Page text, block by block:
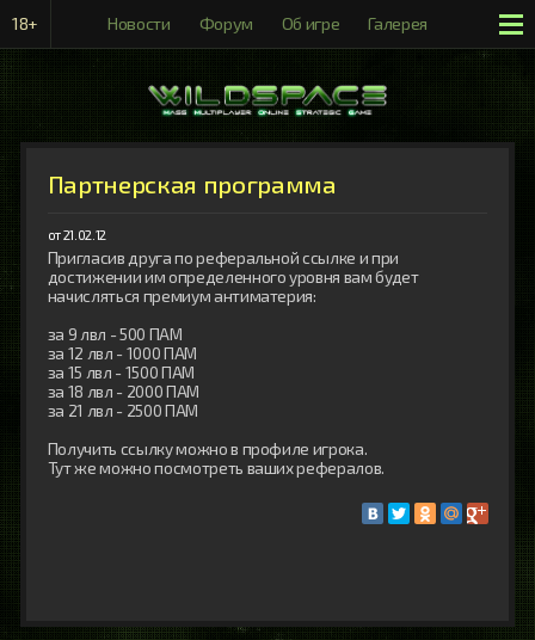
18+ Новости Форум Об игре Галерея
Партнерская программа
от 21.02.12
Пригласив друга по реферальной ссылке и при
достижении им определенного уровня вам будет
начисляться премиум антиматерия:
за 9 лвл - 500 ПАМ
за 12 лвл - 1000 ПАМ
за 15 лвл - 1500 ПАМ
за 18 лвл - 2000 ПАМ
за 21 лвл - 2500 ПАМ
Получить ссылку можно в профиле игрока.
Тут же можно посмотреть ваших рефералов.